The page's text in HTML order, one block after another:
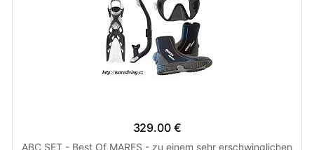
329.00 €
ABC SET - Best Of MARES - zu einem sehr erschwinglichen